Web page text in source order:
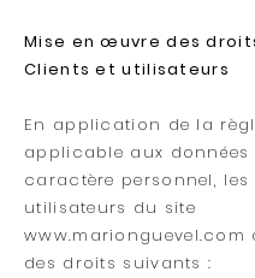
Mise en œuvre des
Clients et utilisateurs
En application de la
applicable aux données
caractère personnel, les
utilisateurs du site
www.marionguevel.com
des droits suivants :